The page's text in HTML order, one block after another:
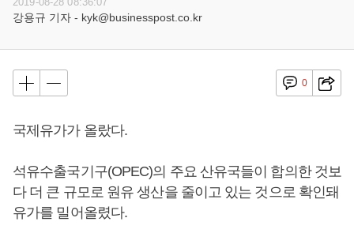
강용규 기자 - kyk@businesspost.co.kr
0
국제유가가 올랐다.
석유수출국기구(OPEC)의 주요 산유국들이 합의한 것보
다 더 큰 규모로 원유 생산을 줄이고 있는 것으로 확인돼
유가를 밀어올렸다.